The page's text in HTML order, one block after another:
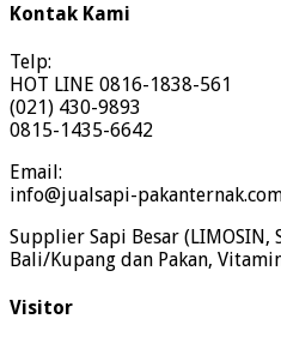
Kontak Kami
Telp:
HOT LINE 0816-1838-561
(021) 430-9893
0815-1435-6642
Email:
info@jualsapi-
Supplier Sapi Besar (LIMOSIN,
Bali/Kupang dan Pakan,
Visitor